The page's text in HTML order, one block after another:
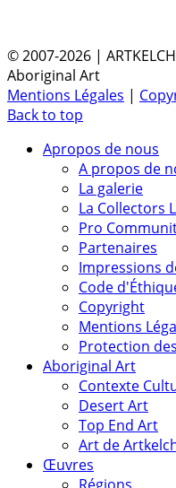
© 2007-2026 |
Aboriginal Art
Mentions Légales |
Back to top
Apropos de nous
A propos de
La galerie
La Collectors
Pro
Partenaires
Impressions
Code
Copyright
Mentions
Protection
Aboriginal Art
Contexte
Desert Art
Top End Art
Art de
Œuvres